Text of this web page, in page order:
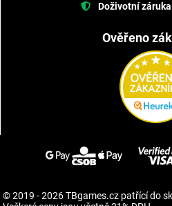
Doživotní záruka
Ověřeno
© 2019 - 2026 TBgames.cz patřící do